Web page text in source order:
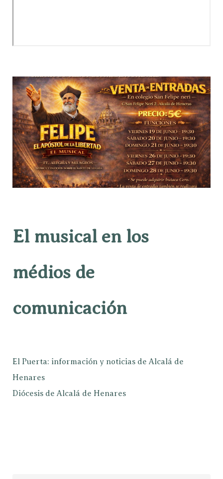
El musical en los
médios de
comunicación
El Puerta: información y noticias de Alcalá de
Henares
Diócesis de Alcalá de Henares